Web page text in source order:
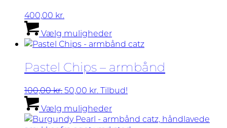
400,00 kr.
Vælg mulighedervare
har
varianter.
kan
på
varesiden
Pastel Chips – armbånd
100,00kr. Den
pris
var:
50,00 kr. Den
pris
er:
Tilbud!
Vælg mulighedervare
har